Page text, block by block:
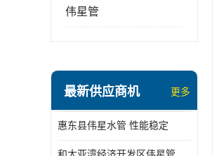
伟星管
最新供应商机 更多
惠东县伟星水管 性能稳定